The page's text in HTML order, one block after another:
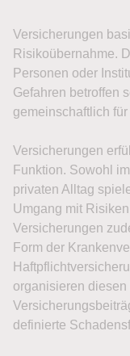
Versicherungen
Risikoübernahme.
Personen oder
Gefahren betroffen
gemeinschaftlich
Versicherungen
Funktion. Sowohl
privaten Alltag
Umgang mit
Versicherungen
Form der
organisieren
definierte